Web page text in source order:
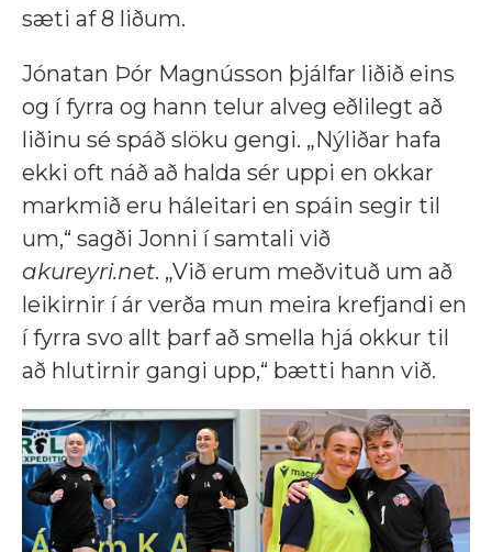
sæti af 8 liðum.
Jónatan Þór Magnússon þjálfar liðið eins
og í fyrra og hann telur alveg eðlilegt að
liðinu sé spáð slöku gengi. „Nýliðar hafa
ekki oft náð að halda sér uppi en okkar
markmið eru háleitari en spáin segir til
um,“ sagði Jonni í samtali við
akureyri.net. „Við erum meðvituð um að
leikirnir í ár verða mun meira krefjandi en
í fyrra svo allt þarf að smella hjá okkur til
að hlutirnir gangi upp,“ bætti hann við.